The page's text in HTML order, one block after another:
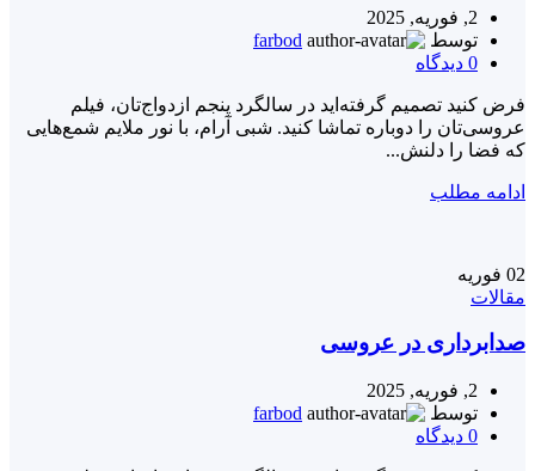
2, فوریه, 2025
توسط
farbod
0 دیدگاه
فرض کنید تصمیم گرفته‌اید در سالگرد پنجم ازدواج‌تان، فیلم
عروسی‌تان را دوباره تماشا کنید. شبی آرام، با نور ملایم شمع‌هایی
که فضا را دلنش...
ادامه مطلب
02 فوریه
مقالات
صدابرداری در عروسی
2, فوریه, 2025
توسط
farbod
0 دیدگاه